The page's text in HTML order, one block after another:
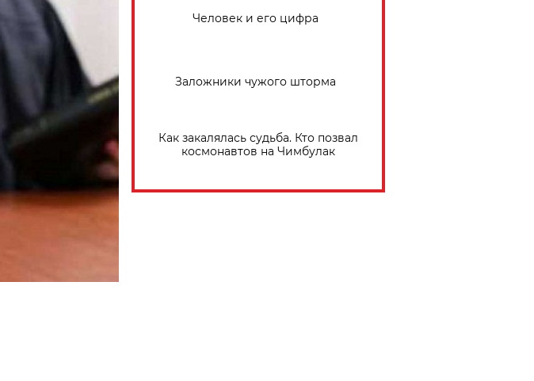
Человек и его цифра
Заложники чужого шторма
Как закалялась судьба. Кто позвал
космонавтов на Чимбулак